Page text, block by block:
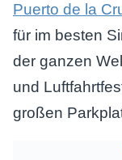
Puerto de la
für im besten
der ganzen
und
großen